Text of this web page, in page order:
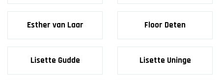
Esther van Laar Floor Deten
Lisette Gudde Lisette Uninge